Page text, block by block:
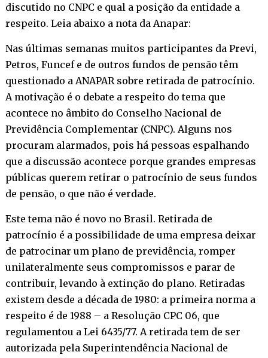
discutido no CNPC e qual a posição da entidade a
respeito. Leia abaixo a nota da Anapar:
Nas últimas semanas muitos participantes da Previ,
Petros, Funcef e de outros fundos de pensão têm
questionado a ANAPAR sobre retirada de patrocínio.
A motivação é o debate a respeito do tema que
acontece no âmbito do Conselho Nacional de
Previdência Complementar (CNPC). Alguns nos
procuram alarmados, pois há pessoas espalhando
que a discussão acontece porque grandes empresas
públicas querem retirar o patrocínio de seus fundos
de pensão, o que não é verdade.
Este tema não é novo no Brasil. Retirada de
patrocínio é a possibilidade de uma empresa deixar
de patrocinar um plano de previdência, romper
unilateralmente seus compromissos e parar de
contribuir, levando à extinção do plano. Retiradas
existem desde a década de 1980: a primeira norma a
respeito é de 1988 – a Resolução CPC 06, que
regulamentou a Lei 6435/77. A retirada tem de ser
autorizada pela Superintendência Nacional de